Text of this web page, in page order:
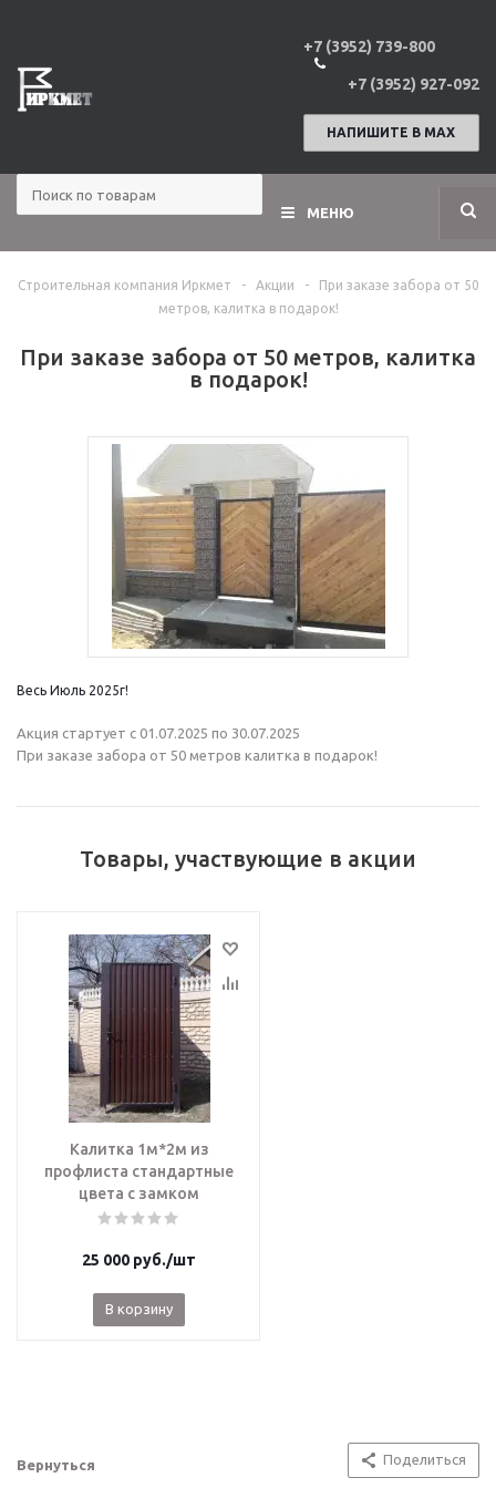
+7 (3952) 739-800
+7 (3952) 927-092
НАПИШИТЕ В МАХ
МЕНЮ
Строительная компания Иркмет - Акции -
При заказе забора от 50
метров, калитка в подарок!
При заказе забора от 50 метров, калитка
в подарок!
Весь Июль 2025г!
Акция стартует с 01.07.2025 по 30.07.2025
При заказе забора от 50 метров калитка в подарок!
Товары, участвующие в акции
Калитка 1м*2м из
профлиста стандартные
цвета с замком
25 000 руб./шт
В корзину
Вернуться Поделиться